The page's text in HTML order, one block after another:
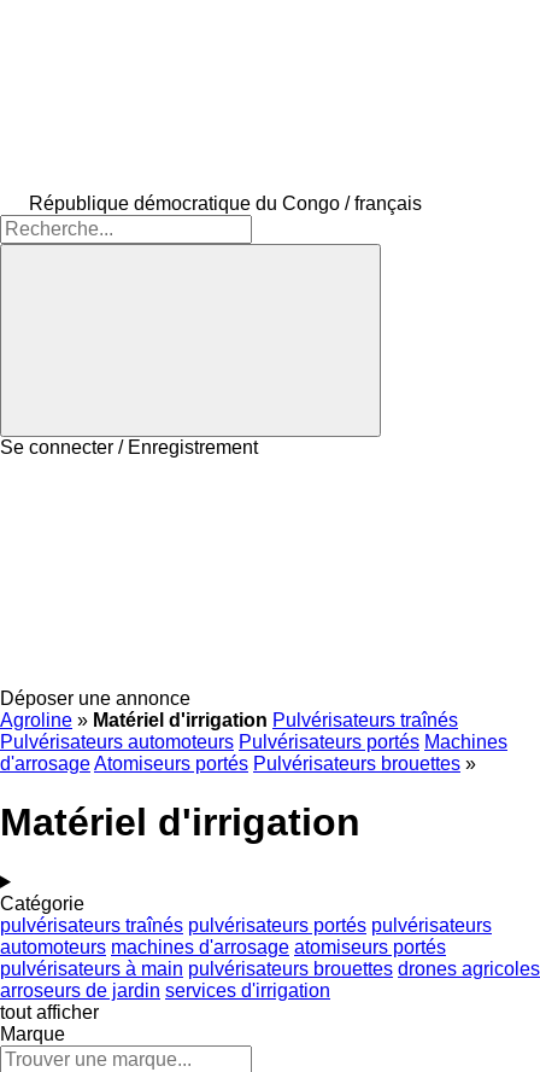
République démocratique du Congo / français
Se connecter / Enregistrement
Déposer une annonce
Agroline » Matériel d'irrigation Pulvérisateurs traînés
Pulvérisateurs automoteurs Pulvérisateurs portés Machines
d'arrosageAtomiseurs portés Pulvérisateurs brouettes »
Matériel d'irrigation
Catégorie
pulvérisateurs traînés pulvérisateurs portés pulvérisateurs
automoteurs machines d'arrosage atomiseurs portés
pulvérisateurs à main pulvérisateurs brouettes drones agricoles
arroseurs de jardin services d'irrigation
tout afficher
Marque